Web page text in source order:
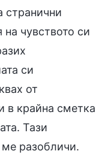
странични
чувството си
си
от
в крайна сметка
Тази
разобличи.